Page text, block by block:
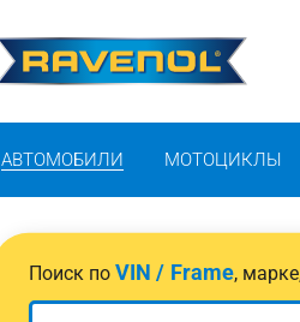
АВТОМОБИЛИ МОТОЦИКЛЫ
Поиск поVIN / Frame,